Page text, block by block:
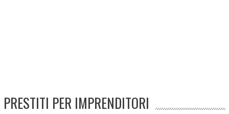
PRESTITI PER IMPRENDITORI